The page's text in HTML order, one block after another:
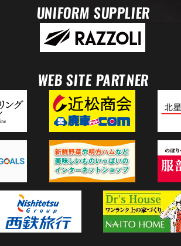
UNIFORM SUPPLIER
WEB SITE PARTNER